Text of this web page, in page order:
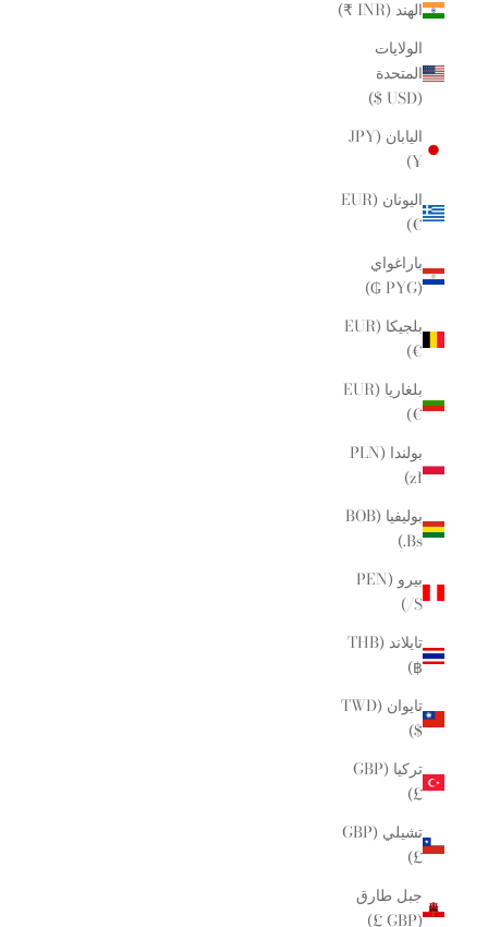
الهند (INR ₹)
الولايات
المتحدة
(USD $)
اليابان (JPY
¥)
اليونان (EUR
€)
باراغواي
(PYG ₲)
بلجيكا (EUR
€)
بلغاريا (EUR
€)
بولندا (PLN
zł)
بوليفيا (BOB
Bs.)
بيرو (PEN
S/)
تايلاند (THB
฿)
تايوان (TWD
$)
تركيا (GBP
£)
تشيلي (GBP
£)
جبل طارق
(GBP £)